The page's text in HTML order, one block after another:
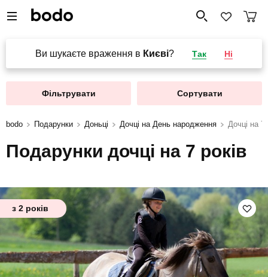
Ви шукаєте враження в Києві? Так Ні
Фільтрувати Сортувати
bodo Подарунки Доньці Дочці на День народження Дочці на 7
Подарунки дочці на 7 років
з 2 років